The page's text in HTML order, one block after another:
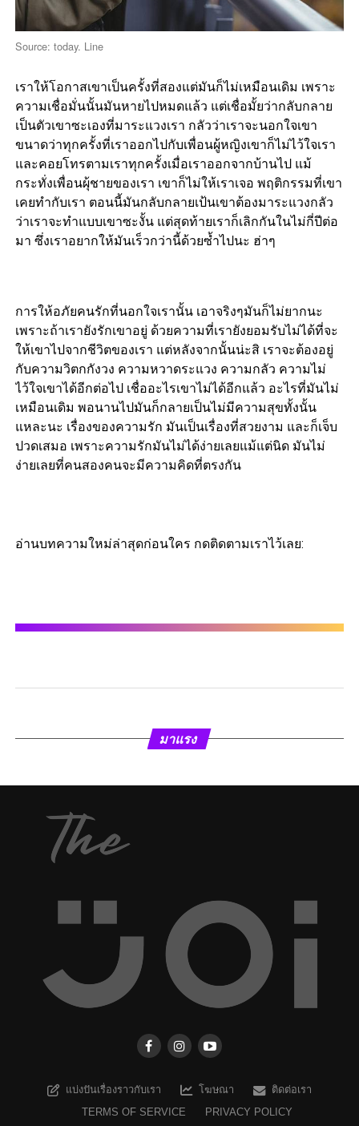
Source: today. Line
เราให้โอกาสเขาเป็นครั้งที่สองแต่มันก็ไม่เหมือนเดิม เพราะ
ความเชื่อมั่นนั้นมันหายไปหมดแล้ว แต่เชื่อมั้ยว่ากลับกลาย
เป็นตัวเขาซะเองที่มาระแวงเรา กลัวว่าเราจะนอกใจเขา
ขนาดว่าทุกครั้งที่เราออกไปกับเพื่อนผู้หญิงเขาก็ไม่ไว้ใจเรา
และคอยโทรตามเราทุกครั้งเมื่อเราออกจากบ้านไป แม้
กระทั่งเพื่อนผุ้ชายของเรา เขาก็ไม่ให้เราเจอ พฤติกรรมที่เขา
เคยทำกับเรา ตอนนี้มันกลับกลายเป้นเขาต้องมาระแวงกลัว
ว่าเราจะทำแบบเขาซะงั้น แต่สุดท้ายเราก็เลิกกันในไม่กี่ปีต่อ
มา ซึ่งเราอยากให้มันเร็วกว่านี้ด้วยซ้ำไปนะ ฮ่าๆ
การให้อภัยคนรักที่นอกใจเรานั้น เอาจริงๆมันก็ไม่ยากนะ
เพราะถ้าเรายังรักเขาอยู่ ด้วยความที่เรายังยอมรับไม่ได้ที่จะ
ให้เขาไปจากชีวิตของเรา แต่หลังจากนั้นน่ะสิ เราจะต้องอยู่
กับความวิตกกังวง ความหวาดระแวง ความกลัว ความไม่
ไว้ใจเขาได้อีกต่อไป เชื่ออะไรเขาไม่ได้อีกแล้ว อะไรที่มันไม่
เหมือนเดิม พอนานไปมันก็กลายเป็นไม่มีความสุขทั้งนั้น
แหละนะ เรื่องของความรัก มันเป็นเรื่องที่สวยงาม และก็เจ็บ
ปวดเสมอ เพราะความรักมันไม่ได้ง่ายเลยแม้แต่นิด มันไม่
ง่ายเลยที่คนสองคนจะมีความคิดที่ตรงกัน
อ่านบทความใหม่ล่าสุดก่อนใคร กดติดตามเราไว้เลย:
มาแรง
แบ่งปันเรื่องราวกับเรา โฆษณา
ติดต่อเรา
TERMS OF SERVICE
PRIVACY POLICY